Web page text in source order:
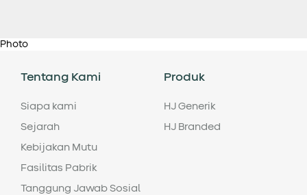
Photo
Tentang Kami
Siapa kami
Sejarah
Kebijakan Mutu
Fasilitas Pabrik
Tanggung Jawab Sosial
Produk
HJ Generik
HJ Branded